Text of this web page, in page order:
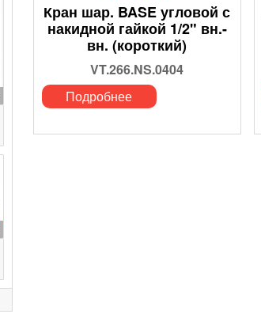
Кран шар. BASE угловой с
накидной гайкой 1/2" вн.-
вн. (короткий)
VT.266.NS.0404
Подробнее